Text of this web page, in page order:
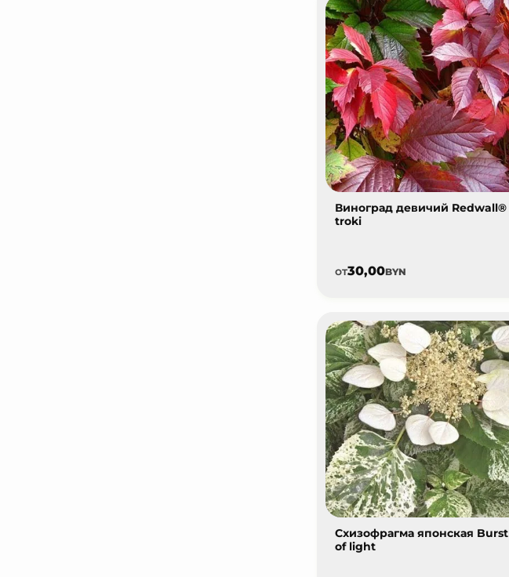
Виноград девичий Redwall®
troki
от30,00BYN
Схизофрагма японская Burst
of light